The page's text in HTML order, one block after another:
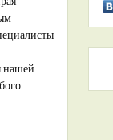
нашей